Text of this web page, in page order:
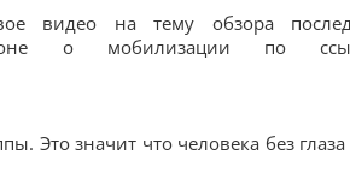
видео на тему обзора
о мобилизации по
Это значит что человека без